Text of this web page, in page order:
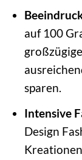
auf 100
sparen.
Intensive
Design